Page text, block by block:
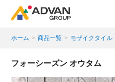
商品ページにある「お気に
商品がここに表示されます
ホーム > 商品一覧 > モザイクタイル
フォーシーズン オウタム